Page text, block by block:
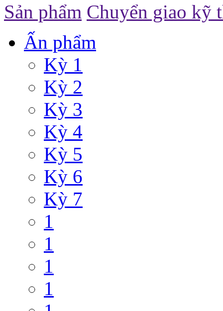
Sản phẩm Chuyển giao kỹ
Ấn phẩm
Kỳ 1
Kỳ 2
Kỳ 3
Kỳ 4
Kỳ 5
Kỳ 6
Kỳ 7
1
1
1
1